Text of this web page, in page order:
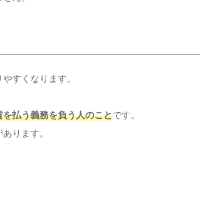
すくなります。
払う義務を負う人のことです。
ります。